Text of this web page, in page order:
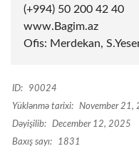
(+994) 50 200 42 40
www.Bagim.az
Ofis: Merdekan,
ID:
90024
Yüklənmə tarixi:
November 21,
Dəyişilib:
December 12, 2025
Baxış sayı:
1831